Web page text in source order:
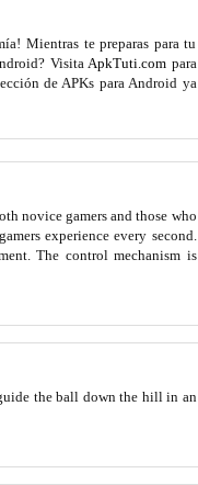
Mientras te preparas para tu
Visita ApkTuti.com para
de APKs para Android ya
novice gamers and those who
experience every second.
The control mechanism is
the ball down the hill in an